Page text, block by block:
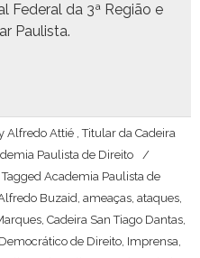
Fed­er­al da 3ª Região e
Paulista.
Alfredo Attié , Titular da Cadeira
Paulista de Direito
Tagged Academia Paulista de
Buzaid, ameaças, ataques,
, Cadeira San Tiago Dantas,
de Direito, Imprensa,